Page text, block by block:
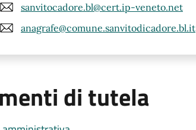
sanvitocadore.bl@cert.ip-veneto.net
anagrafe@comune.sanvitodicadore.bl.it
di tutela